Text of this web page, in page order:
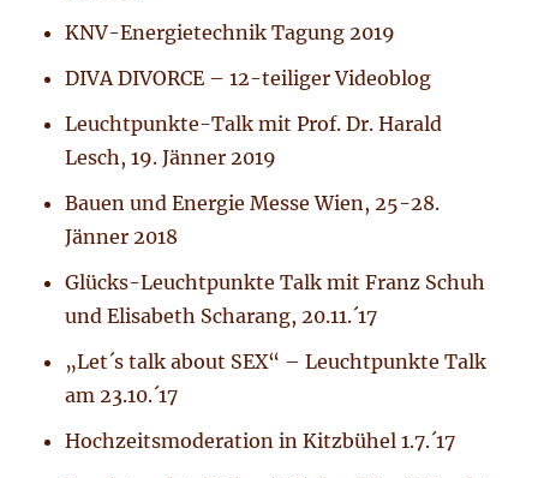
KNV-Energietechnik Tagung 2019
DIVA DIVORCE – 12-teiliger Videoblog
Leuchtpunkte-Talk mit Prof. Dr. Harald
Lesch, 19. Jänner 2019
Bauen und Energie Messe Wien, 25-28.
Jänner 2018
Glücks-Leuchtpunkte Talk mit Franz Schuh
und Elisabeth Scharang, 20.11.´17
„Let´s talk about SEX“ – Leuchtpunkte Talk
am 23.10.´17
Hochzeitsmoderation in Kitzbühel 1.7.´17